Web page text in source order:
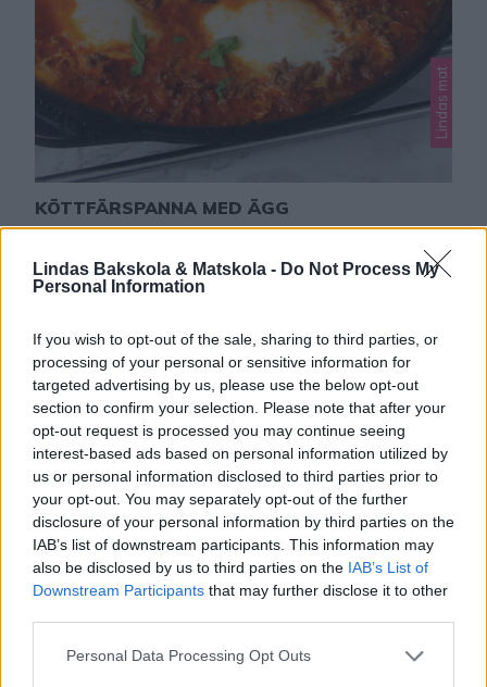
Lindas Bakskola & Matskola - Do Not Process My
Personal Information
If you wish to opt-out of the sale, sharing to third parties, or
processing of your personal or sensitive information for
targeted advertising by us, please use the below opt-out
section to confirm your selection. Please note that after your
opt-out request is processed you may continue seeing
interest-based ads based on personal information utilized by
us or personal information disclosed to third parties prior to
your opt-out. You may separately opt-out of the further
disclosure of your personal information by third parties on the
IAB’s list of downstream participants. This information may
also be disclosed by us to third parties on the IAB’s List of
Downstream Participants that may further disclose it to other
Personal Data Processing Opt Outs
Lindas mat
KÖTTFÄRSPANNA MED ÄGG
med pocherade ägg mitt i köttfärssåsen. Riktigt läcker,
ser inbjudande ut och är magiskt gott! En perfekt
KÖTTFÄRSPANNA MED ÄGG 1 stekpanna fylld med
köttfärssås – RECEPT KLICKA HÄR 6 ägg GÖR SÅ
HÄR 1. Gör en sats köttfärsås …
i
n
d
a
s
a
v
l
å
n
g
a
u
g
n
s
f
o
r
m
r
e
c
e
p
t
,
L
i
n
d
a
s
l
ä
t
t
l
a
g
a
d
m
a
t
,
i
d
a
s
m
a